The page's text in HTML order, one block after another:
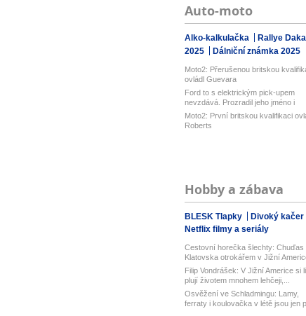
Auto-moto
Alko-kalkulačka
Rallye
2025
Dálniční známka 2025
Moto2: Přerušenou britskou
ovládl Guevara
Ford to s elektrickým pick-upem
nevzdává. Prozradil jeho jméno i
atrak...
Moto2: První britskou kvalifikaci
Roberts
Hobby a zábava
BLESK Tlapky
Divoký kačer
Netflix filmy a seriály
Cestovní horečka šlechty: Chuďas
Klatovska otrokářem v Jižní
Filip Vondrášek: V Jižní Americe si
plují životem mnohem lehčeji,...
Osvěžení ve Schladmingu: Lamy,
ferraty i koulovačka v létě jsou jen